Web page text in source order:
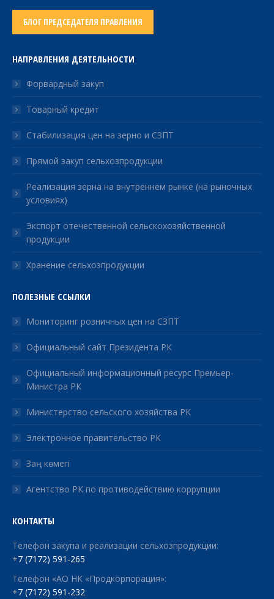
БЛОГ ПРЕДСЕДАТЕЛЯ ПРАВЛЕНИЯ
НАПРАВЛЕНИЯ ДЕЯТЕЛЬНОСТИ
Форвардный закуп
Товарный кредит
Стабилизация цен на зерно и СЗПТ
Прямой закуп сельхозпродукции
Реализация зерна на внутреннем рынке (на рыночных
условиях)
Экспорт отечественной сельскохозяйственной
продукции
Хранение сельхозпродукции
ПОЛЕЗНЫЕ ССЫЛКИ
Мониторинг розничных цен на СЗПТ
Официальный сайт Президента РК
Официальный информационный ресурс Премьер-
Министра РК
Министерство сельского хозяйства РК
Электронное правительство РК
Заң көмегі
Агентство РК по противодействию коррупции
КОНТАКТЫ
Телефон закупа и реализации сельхозпродукции:
+7 (7172) 591-265
Телефон «АО НК «Продкорпорация»:
+7 (7172) 591-232